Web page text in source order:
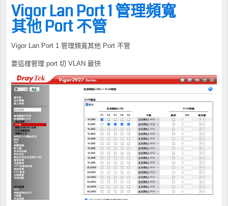
Vigor Lan Port 1 管理頻寬
其他 Port 不管
Vigor Lan Port 1 管理頻寬其他 Port 不管
要這樣管理 port 切 VLAN 最快